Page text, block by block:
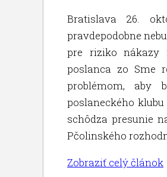
Bratislava 26.
pravdepodobne
pre riziko nákazy
poslanca zo Sme
problémom, aby
poslaneckého
schôdza presunie
Pčolinského
Zobraziť celý článok